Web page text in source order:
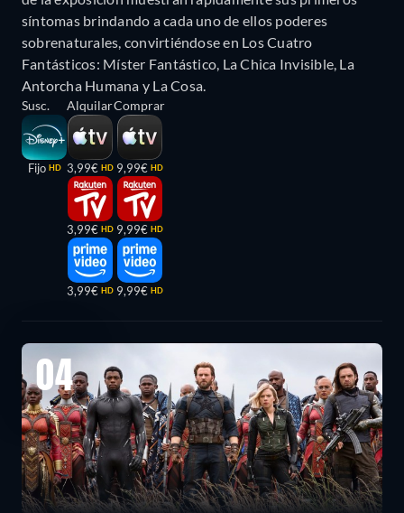
síntomas brindando a cada uno de ellos poderes
sobrenaturales, convirtiéndose en Los Cuatro
Fantásticos: Míster Fantástico, La Chica Invisible, La
Antorcha Humana y La Cosa.
Susc.
Fijo HD
Alquilar
3,99€ HD
3,99€ HD
3,99€ HD
Comprar
9,99€ HD
9,99€ HD
9,99€ HD
04